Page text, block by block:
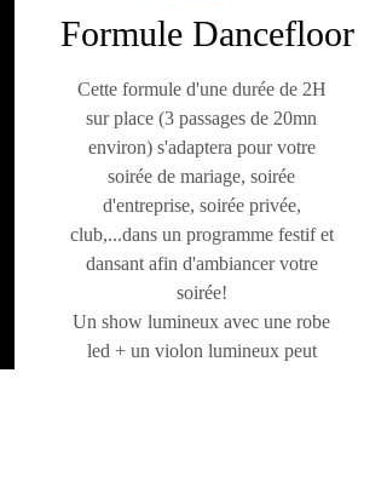
Formule Dancefloor
Cette formule d'une durée de 2H
sur place (3 passages de 20mn
environ) s'adaptera pour votre
soirée de mariage, soirée
d'entreprise, soirée privée,
club,...dans un programme festif et
dansant afin d'ambiancer votre
soirée!
Un show lumineux avec une robe
led + un violon lumineux peut